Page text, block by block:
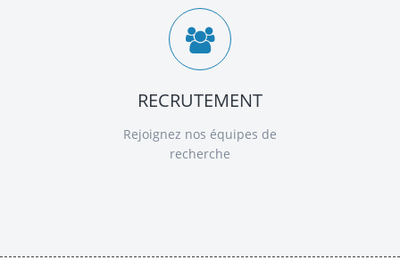
RECRUTEMENT
Rejoignez nos équipes de
recherche